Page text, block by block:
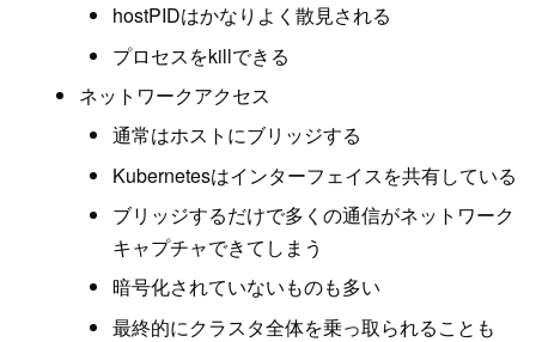
hostPIDはかなりよく散見される
プロセスをkillできる
ネットワークアクセス
通常はホストにブリッジする
Kubernetesはインターフェイスを共有している
ブリッジするだけで多くの通信がネットワーク
キャプチャできてしまう
暗号化されていないものも多い
最終的にクラスタ全体を乗っ取られることも